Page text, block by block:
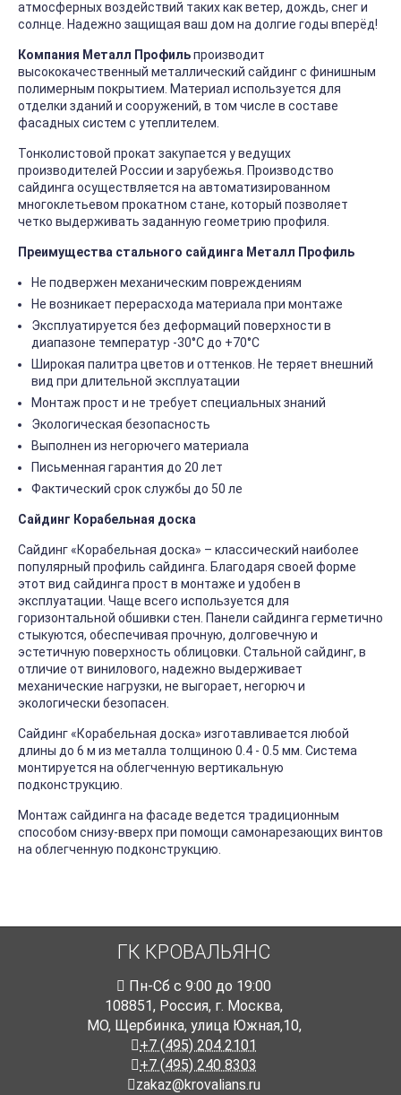
атмосферных воздействий таких как ветер, дождь, снег и
солнце. Надежно защищая ваш дом на долгие годы вперёд!
Компания Металл Профильпроизводит
высококачественный металлический сайдинг с финишным
полимерным покрытием. Материал используется для
отделки зданий и сооружений, в том числе в составе
фасадных систем с утеплителем.
Тонколистовой прокат закупается у ведущих
производителей России и зарубежья. Производство
сайдинга осуществляется на автоматизированном
многоклетьевом прокатном стане, который позволяет
четко выдерживать заданную геометрию профиля.
Преимущества стального сайдинга Металл Профиль
Не подвержен механическим повреждениям
Не возникает перерасхода материала при монтаже
Эксплуатируется без деформаций поверхности в
диапазоне температур -30°C до +70°C
Широкая палитра цветов и оттенков. Не теряет внешний
вид при длительной эксплуатации
Монтаж прост и не требует специальных знаний
Экологическая безопасность
Выполнен из негорючего материала
Письменная гарантия до 20 лет
Фактический срок службы до 50 ле
Сайдинг Корабельная доска
Сайдинг «Корабельная доска» – классический наиболее
популярный профиль сайдинга. Благодаря своей форме
этот вид сайдинга прост в монтаже и удобен в
эксплуатации. Чаще всего используется для
горизонтальной обшивки стен. Панели сайдинга герметично
стыкуются, обеспечивая прочную, долговечную и
эстетичную поверхность облицовки. Стальной сайдинг, в
отличие от винилового, надежно выдерживает
механические нагрузки, не выгорает, негорюч и
экологически безопасен.
Сайдинг «Корабельная доска» изготавливается любой
длины до 6 м из металла толщиною 0.4 - 0.5 мм. Система
монтируется на облегченную вертикальную
подконструкцию.
Монтаж сайдинга на фасаде ведется традиционным
способом снизу-вверх при помощи самонарезающих винтов
на облегченную подконструкцию.
ГК КРОВАЛЬЯНС
Пн-Cб с 9:00 до 19:00
108851, Россия, г. Москва,
МО, Щербинка, улица Южная,10,
+7 (495) 204 2101
+7 (495) 240 8303
zakaz@krovalians.ru